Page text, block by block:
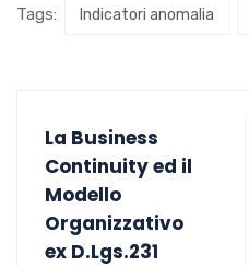
Tags: Indicatori anomalia
La Business
Continuity ed il
Modello
Organizzativo
ex D.Lgs.231